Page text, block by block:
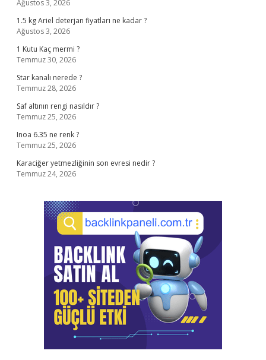
Ağustos 3, 2026
1.5 kg Ariel deterjan fiyatları ne kadar ?
Ağustos 3, 2026
1 Kutu Kaç mermi ?
Temmuz 30, 2026
Star kanalı nerede ?
Temmuz 28, 2026
Saf altının rengi nasıldır ?
Temmuz 25, 2026
Inoa 6.35 ne renk ?
Temmuz 25, 2026
Karaciğer yetmezliğinin son evresi nedir ?
Temmuz 24, 2026